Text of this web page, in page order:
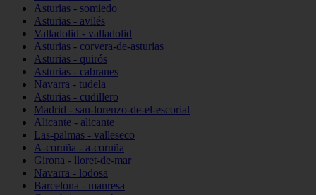
Asturias - somiedo
Asturias - avilés
Valladolid - valladolid
Asturias - corvera-de-asturias
Asturias - quirós
Asturias - cabranes
Navarra - tudela
Asturias - cudillero
Madrid - san-lorenzo-de-el-escorial
Alicante - alicante
Las-palmas - valleseco
A-coruña - a-coruña
Girona - lloret-de-mar
Navarra - lodosa
Barcelona - manresa